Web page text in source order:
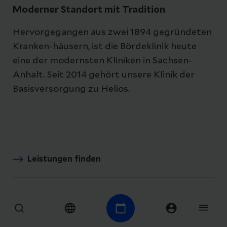
Moderner Standort mit Tradition
Hervorgegangen aus zwei 1894 gegründeten
Kranken-häusern, ist die Bördeklinik heute
eine der modernsten Kliniken in Sachsen-
Anhalt. Seit 2014 gehört unsere Klinik der
Basisversorgung zu Helios.
Leistungen finden